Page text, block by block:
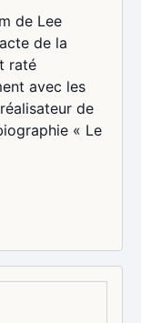
de Lee
de la
raté
avec les
de
« Le